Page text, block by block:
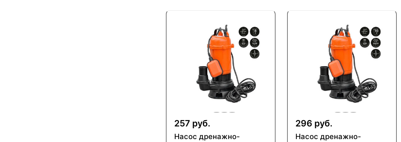
257 руб.
Насос дренажнo-
296 руб.
Насос дренажнo-